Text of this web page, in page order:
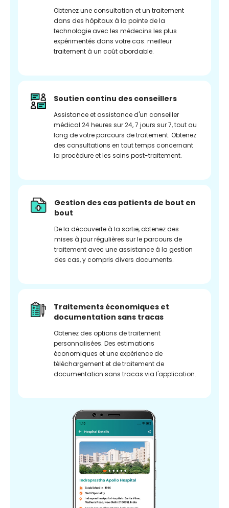
Obtenez une consultation et un traitement
dans des hôpitaux à la pointe de la
technologie avec les médecins les plus
expérimentés dans votre cas. meilleur
traitement à un coût abordable.
Soutien continu des conseillers
Assistance et assistance d'un conseiller
médical 24 heures sur 24, 7 jours sur 7, tout au
long de votre parcours de traitement. Obtenez
des consultations en tout temps concernant
la procédure et les soins post-traitement.
Gestion des cas patients de bout en
bout
De la découverte à la sortie, obtenez des
mises à jour régulières sur le parcours de
traitement avec une assistance à la gestion
des cas, y compris divers documents.
Traitements économiques et
documentation sans tracas
Obtenez des options de traitement
personnalisées. Des estimations
économiques et une expérience de
téléchargement et de traitement de
documentation sans tracas via l'application.